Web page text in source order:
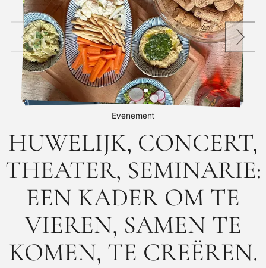
Evenement
HUWELIJK, CONCERT,
THEATER, SEMINARIE:
EEN KADER OM TE
VIEREN, SAMEN TE
KOMEN, TE CREËREN.